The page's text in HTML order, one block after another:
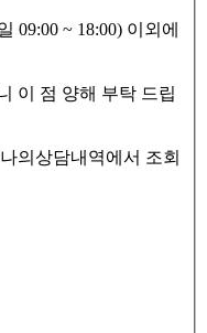
09:00 ~ 18:00) 이외에
이 점 양해 부탁 드립
의상담내역에서 조회